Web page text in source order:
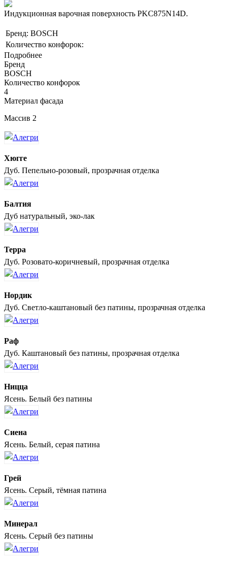
Индукционная варочная поверхность PKC875N14D.
Бренд: BOSCH
Количество конфорок:
Подробнее
Бренд
BOSCH
Количество конфорок
4
Материал фасада
Массив 2
Хюгге
Дуб. Пепельно-розовый, прозрачная отделка
Балтия
Дуб натуральный, эко-лак
Терра
Дуб. Розовато-коричневый, прозрачная отделка
Нордик
Дуб. Светло-каштановый без патины, прозрачная отделка
Раф
Дуб. Каштановый без патины, прозрачная отделка
Ницца
Ясень. Белый без патины
Сиена
Ясень. Белый, серая патина
Грей
Ясень. Серый, тёмная патина
Минерал
Ясень. Серый без патины